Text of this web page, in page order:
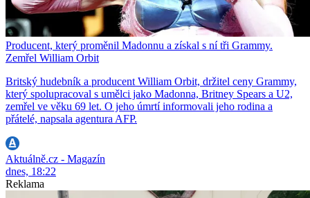
Producent, který proměnil Madonnu a získal s ní tři Grammy.
Zemřel William Orbit
Britský hudebník a producent William Orbit, držitel ceny Grammy,
který spolupracoval s umělci jako Madonna, Britney Spears a U2,
zemřel ve věku 69 let. O jeho úmrtí informovali jeho rodina a
přátelé, napsala agentura AFP.
Aktuálně.cz - Magazín
dnes, 18:22
Reklama